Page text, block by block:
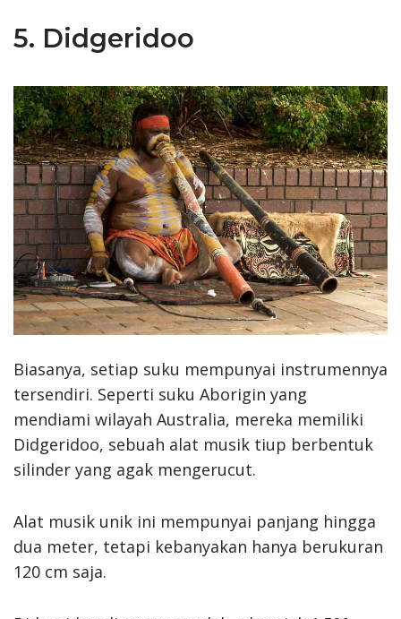
5. Didgeridoo
Biasanya, setiap suku mempunyai instrumennya
tersendiri. Seperti suku Aborigin yang
mendiami wilayah Australia, mereka memiliki
Didgeridoo, sebuah alat musik tiup berbentuk
silinder yang agak mengerucut.
Alat musik unik ini mempunyai panjang hingga
dua meter, tetapi kebanyakan hanya berukuran
120 cm saja.